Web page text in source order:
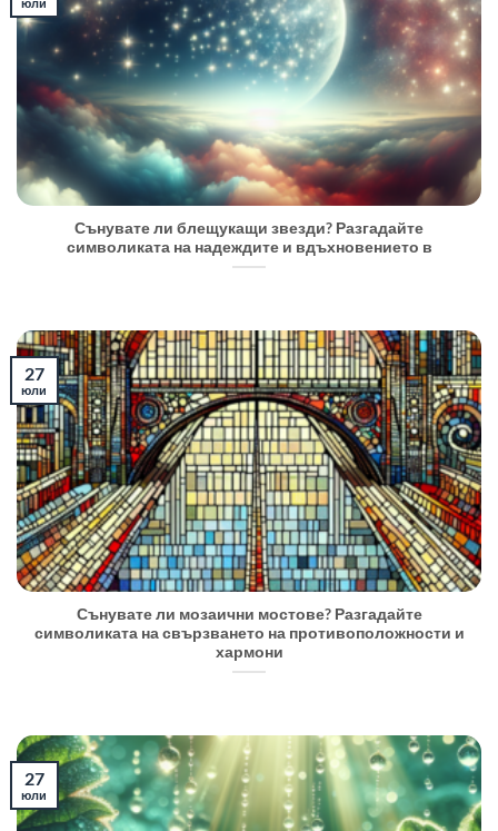
Сънувате ли блещукащи звезди? Разгадайте
символиката на надеждите и вдъхновението в
Сънувате ли мозаични мостове? Разгадайте
символиката на свързването на противоположности и
хармони
27
юли
27
юли